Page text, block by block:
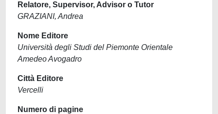
Relatore, Supervisor, Advisor o Tutor
GRAZIANI, Andrea
Nome Editore
Università degli Studi del Piemonte Orientale
Amedeo Avogadro
Città Editore
Vercelli
Numero di pagine